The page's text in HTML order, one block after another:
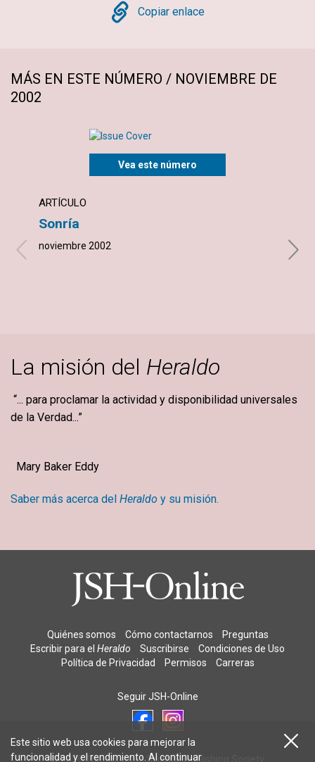
Copy
Copiar enlace
MÁS EN ESTE NÚMERO / NOVIEMBRE DE
2002
Vea este número
ARTÍCULO
Sonría
noviembre 2002
La misión del Heraldo
“... para proclamar la actividad y disponibilidad universales
de la Verdad...”
Mary Baker Eddy
Saber más acerca del Heraldo y su misión.
Quiénes somos Cómo contactarnos
Preguntas
Escribir para el Heraldo Suscribirse
Condiciones de Uso
Política de Privacidad
Permisos Carreras
Seguir JSH-Online
© 2026 The Christian Science Publishing Society.
Este sitio web usa cookies para mejorar la
funcionalidad y el rendimiento. Al continuar